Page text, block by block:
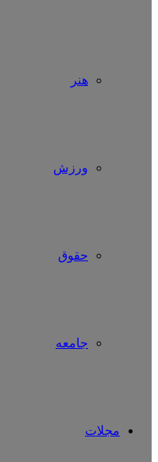
هنر
ورزش
حقوق
جامعه
مجلات